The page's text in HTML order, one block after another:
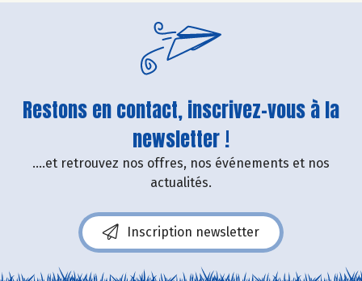
Restons en contact, inscrivez-vous à la
newsletter !
....et retrouvez nos offres, nos événements et nos
actualités.
Inscription newsletter